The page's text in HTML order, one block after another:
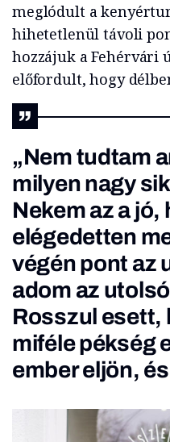
meglódult a
hihetetlenül távoli
hozzájuk a Fehérvári
előfordult, hogy
„Nem tudtam
milyen nagy
Nekem az a
elégedetten
végén pont az
adom az
Rosszul esett,
miféle pékség
ember eljön,